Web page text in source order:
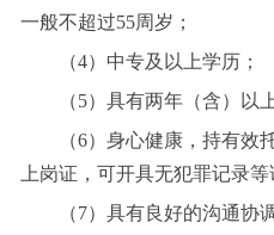
一般不超过55周岁；
（4）中专及以上学历；
（5）具有两年（含）以
（6）身心健康，持有效
上岗证，可开具无犯罪记录等
（7）具有良好的沟通协